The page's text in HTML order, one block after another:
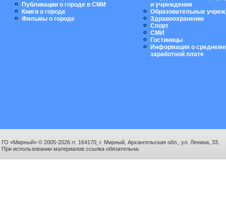
Публикации о городе в СМИ
Книги о городе
Фильмы о городе
и учреждения
Образовательные
Здравоохранение
Спорт
СМИ
Гостиницы
Информация о
заработной плате
ГО «Мирный» © 2005-2026 гг. 164170, г. Мирный, Архангельская обл., ул. Ленина, 33.
При использовании материалов ссылка обязательна.